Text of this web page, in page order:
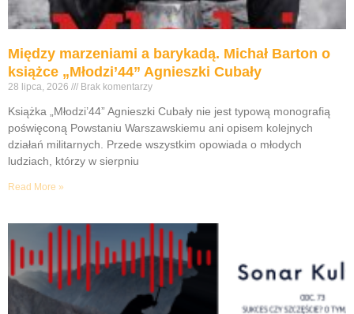
Między marzeniami a barykadą. Michał Barton o
książce „Młodzi’44” Agnieszki Cubały
28 lipca, 2026 Brak komentarzy
Książka „Młodzi’44” Agnieszki Cubały nie jest typową monografią
poświęconą Powstaniu Warszawskiemu ani opisem kolejnych
działań militarnych. Przede wszystkim opowiada o młodych
ludziach, którzy w sierpniu
Read More »